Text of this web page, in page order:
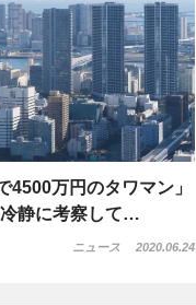
4500万円のタワマン」
静に考察して…
ニュース 2020.06.24